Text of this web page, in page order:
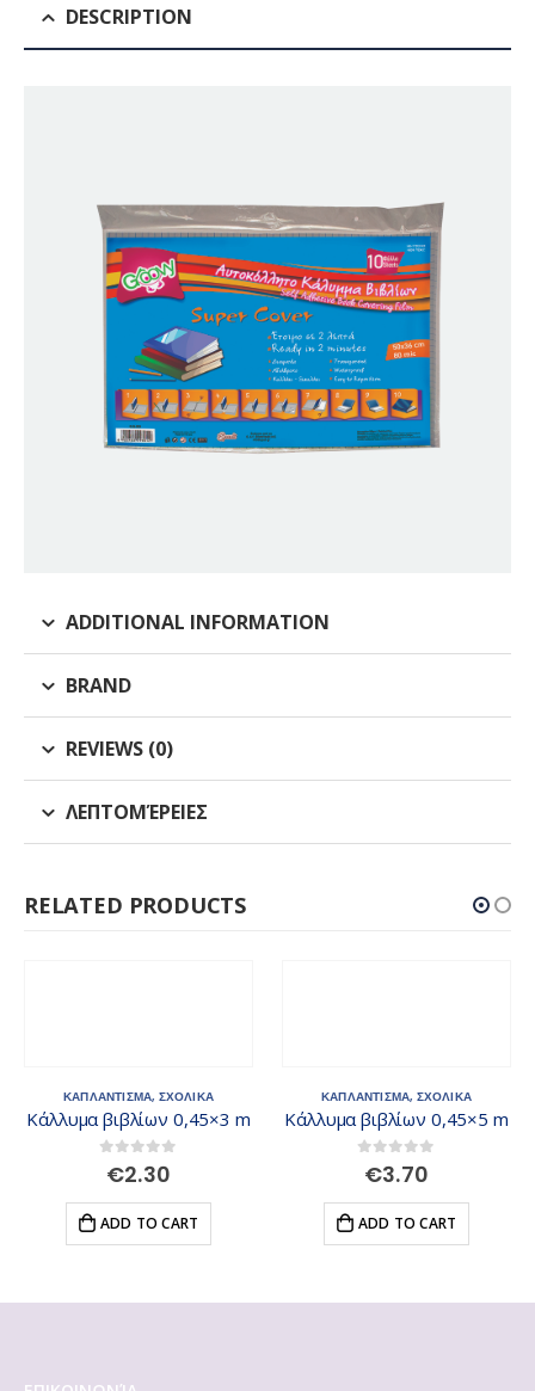
DESCRIPTION
ADDITIONAL INFORMATION
BRAND
REVIEWS (0)
ΛΕΠΤΟΜΈΡΕΙΕΣ
RELATED PRODUCTS
ΚΑΠΛΑΝΤΙΣΜΑ, ΣΧΟΛΙΚΑ
Κάλλυμα βιβλίων 0,45×5 m
out of 5
€3.70
ADD TO CART ΚΑΠΛΑΝΤΙΣΜΑ
€4.60